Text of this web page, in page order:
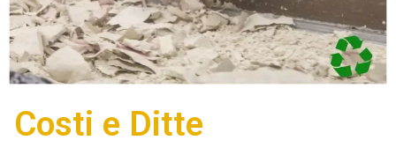
Costi e Ditte